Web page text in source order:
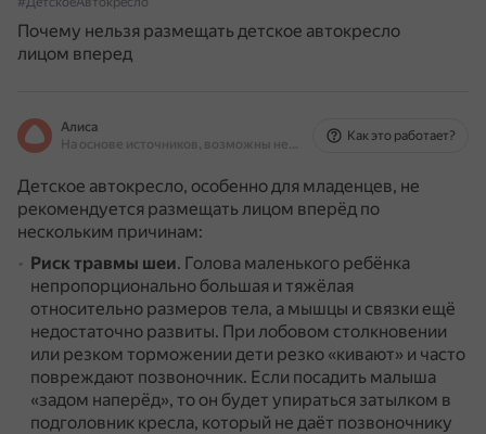
Почему нельзя размещать детское автокресло
лицом вперед
Алиса
На основе источников, возможны неточности
Как это работает?
Детское автокресло, особенно для младенцев, не
рекомендуется размещать лицом вперёд по
нескольким причинам:
Риск травмы шеи. Голова маленького ребёнка
непропорционально большая и тяжёлая
относительно размеров тела, а мышцы и связки ещё
недостаточно развиты. При лобовом столкновении
или резком торможении дети резко «кивают» и часто
повреждают позвоночник. Если посадить малыша
«задом наперёд», то он будет упираться затылком в
подголовник кресла, который не даёт позвоночнику